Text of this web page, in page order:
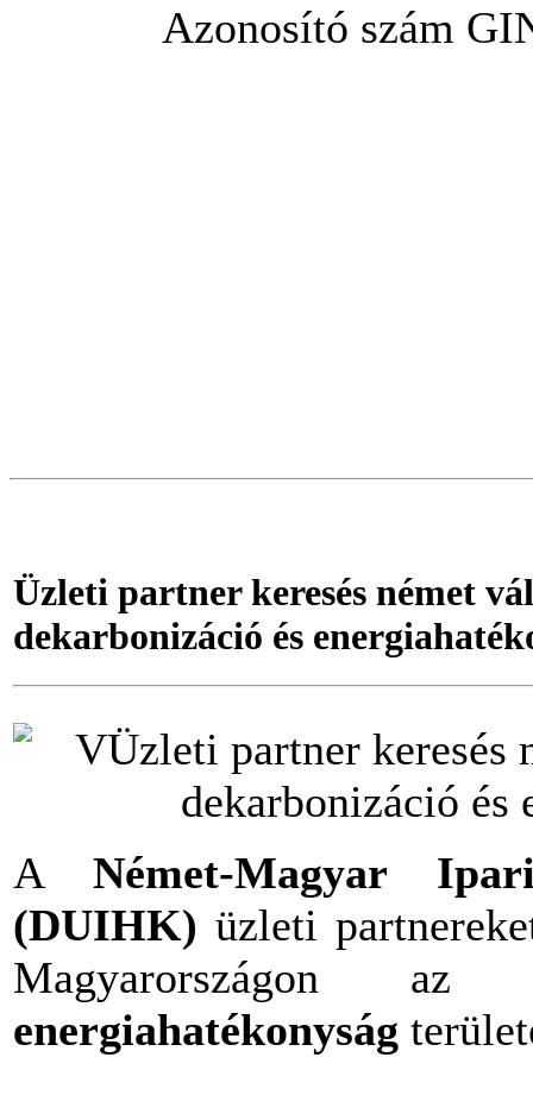
Azonosító szám
Üzleti partner keresés német
dekarbonizáció és
A Német-Magyar
(DUIHK) üzleti
Magyarországon az
energiahatékonyság